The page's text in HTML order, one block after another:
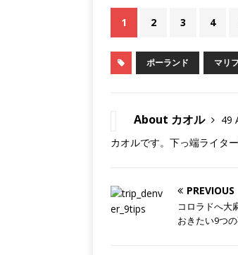
1 2 3 4
ポーランド マリ
About カオル
49
カオルです。下っ端ライタ
PREVIOUS
コロラドへ大
おきたい9つ